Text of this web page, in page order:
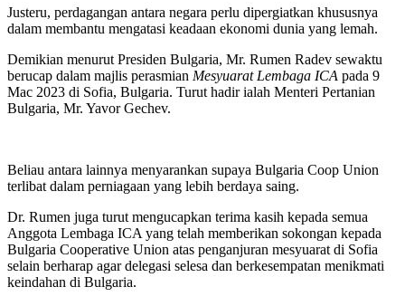
Justeru, perdagangan antara negara perlu dipergiatkan khususnya
dalam membantu mengatasi keadaan ekonomi dunia yang lemah.
Demikian menurut Presiden Bulgaria, Mr. Rumen Radev sewaktu
berucap dalam majlis perasmian Mesyuarat Lembaga ICA pada 9
Mac 2023 di Sofia, Bulgaria. Turut hadir ialah Menteri Pertanian
Bulgaria, Mr. Yavor Gechev.
Beliau antara lainnya menyarankan supaya Bulgaria Coop Union
terlibat dalam perniagaan yang lebih berdaya saing.
Dr. Rumen juga turut mengucapkan terima kasih kepada semua
Anggota Lembaga ICA yang telah memberikan sokongan kepada
Bulgaria Cooperative Union atas penganjuran mesyuarat di Sofia
selain berharap agar delegasi selesa dan berkesempatan menikmati
keindahan di Bulgaria.